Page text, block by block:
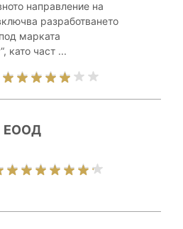
направление на
разработването
марката
като част ...
ЕООД